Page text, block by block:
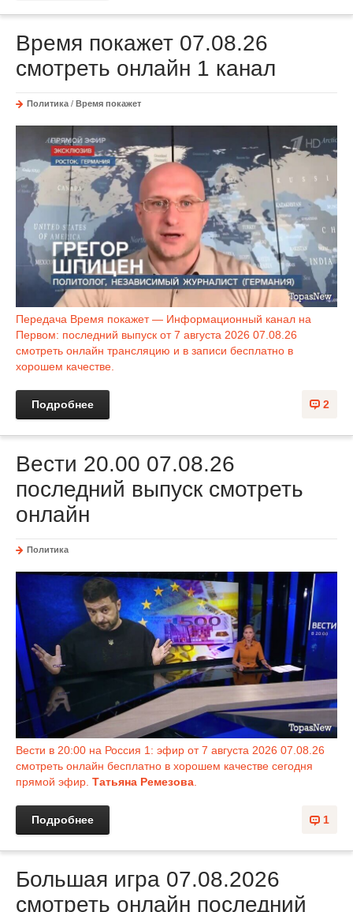
Время покажет 07.08.26
смотреть онлайн 1 канал
Политика / Время покажет
Передача Время покажет — Информационный канал на
Первом: последний выпуск от 7 августа 2026 07.08.26
смотреть онлайн трансляцию и в записи бесплатно в
хорошем качестве.
2
Подробнее
Вести 20.00 07.08.26
последний выпуск смотреть
онлайн
Политика
Вести в 20:00 на Россия 1: эфир от 7 августа 2026 07.08.26
смотреть онлайн бесплатно в хорошем качестве сегодня
прямой эфир. Татьяна Ремезова
1
Подробнее
Большая игра 07.08.2026
смотреть онлайн последний